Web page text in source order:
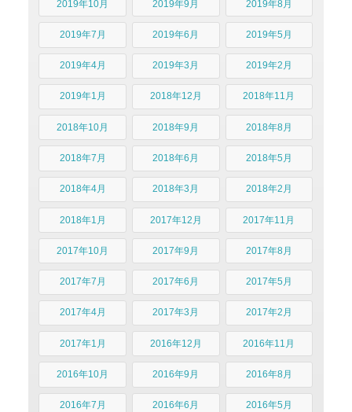
2019年10月 2019年9月 2019年8月
2019年7月 2019年6月 2019年5月
2019年4月 2019年3月 2019年2月
2019年1月 2018年12月 2018年11月
2018年10月 2018年9月 2018年8月
2018年7月 2018年6月 2018年5月
2018年4月 2018年3月 2018年2月
2018年1月 2017年12月 2017年11月
2017年10月 2017年9月 2017年8月
2017年7月 2017年6月 2017年5月
2017年4月 2017年3月 2017年2月
2017年1月 2016年12月 2016年11月
2016年10月 2016年9月 2016年8月
2016年7月 2016年6月 2016年5月